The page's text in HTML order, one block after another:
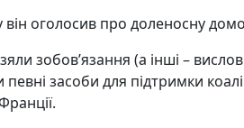
він оголосив про доленосну
зобов’язання (а інші –
засоби для підтримки